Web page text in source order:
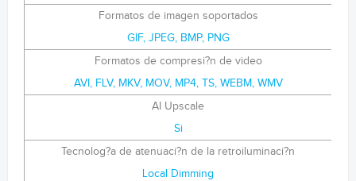
Formatos de imagen soportados
GIF, JPEG, BMP, PNG
Formatos de compresi?n de video
AVI, FLV, MKV, MOV, MP4, TS, WEBM, WMV
AI Upscale
Si
Tecnolog?a de atenuaci?n de la retroiluminaci?n
Local Dimming